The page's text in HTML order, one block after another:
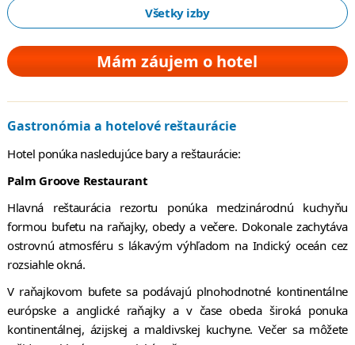
Všetky izby
Mám záujem o hotel
Gastronómia a hotelové reštaurácie
Hotel ponúka nasledujúce bary a reštaurácie:
Palm Groove Restaurant
Hlavná reštaurácia rezortu ponúka medzinárodnú kuchyňu
formou bufetu na raňajky, obedy a večere. Dokonale zachytáva
ostrovnú atmosféru s lákavým výhľadom na Indický oceán cez
rozsiahle okná.
V raňajkovom bufete sa podávajú plnohodnotné kontinentálne
európske a anglické raňajky a v čase obeda široká ponuka
kontinentálnej, ázijskej a maldivskej kuchyne. Večer sa môžete